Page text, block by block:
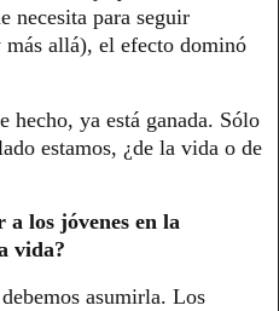
necesita para seguir
más allá), el efecto dominó
hecho, ya está ganada. Sólo
estamos, ¿de la vida o de
a los jóvenes en la
vida?
asumirla. Los